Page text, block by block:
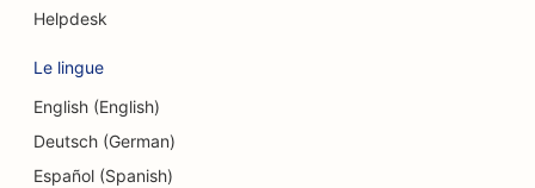
SEO per i servizi di consulenza sul debito
SEO per i servizi di cambio valuta
SEO per i servizi di dermoabrasione
Helpdesk
Le lingue
English (English)
Deutsch (German)
Español (Spanish)